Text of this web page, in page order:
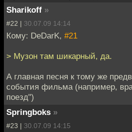
Sharikoff »
#22 | 30.07.09 14:14
Кому: DeDarK, #21
> Музон там шикарный, да.
А главная песня к тому же
события фильма (например,
поезд")
Springboks »
#23 | 30.07.09 14:15